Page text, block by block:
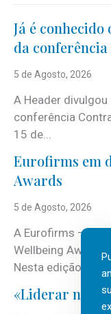
Já é
da
5 de Agosto, 2026
A Header
conferência
15 de...
Eurofirms em
Awards
5 de Agosto, 2026
A Eurofirms –
Wellbeing Awards,
Nesta edição, a
«Liderar não é